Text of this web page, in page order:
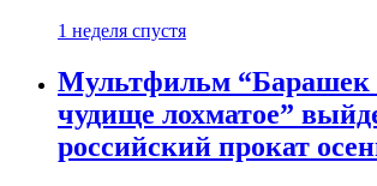
1 неделя спустя
Мультфильм
чудище лохматое”
российский прокат